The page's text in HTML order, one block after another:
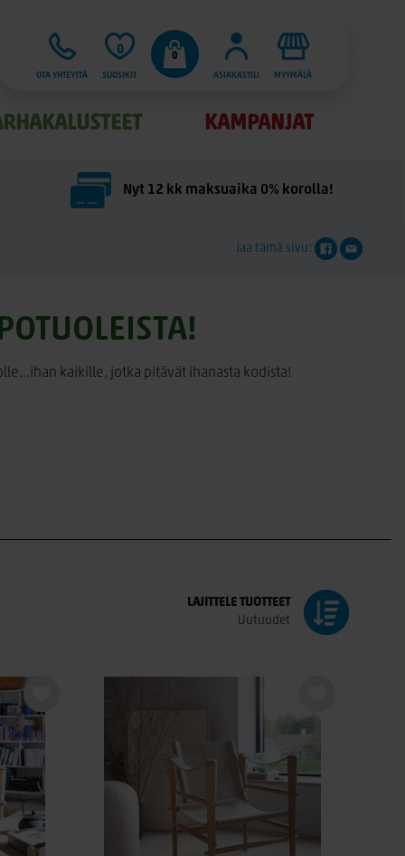
OTA YHTEYTTÄ
0
SUOSIKIT
0
ASIAKASTILI
MYYMÄLÄ
KAMPANJAT
Nyt 12 kk maksuaika 0% korolla!
Jaa tämä sivu:
kaikille, jotka pitävät ihanasta kodista!
LAJITTELE TUOTTEET
Uutuudet